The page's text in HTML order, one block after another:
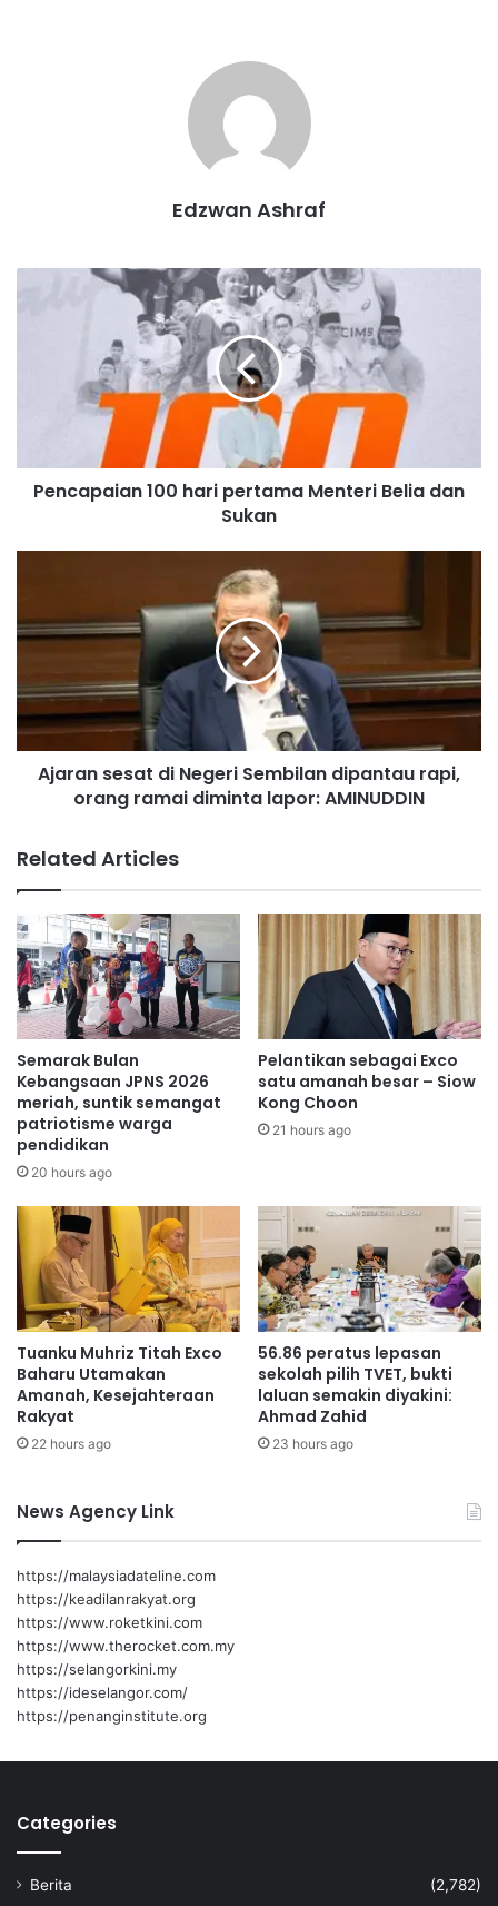
Edzwan Ashraf
a
r
e
r
e
n
e
r
i
B
e
i
a
d
a
n
u
k
a
n
Pencapaian 100 hari pertama Menteri Belia dan
Sukan
r
s
e
s
N
e
g
e
r
i
S
e
m
b
i
l
a
n
i
p
a
n
a
u
r
a
p
i
r
a
n
g
r
a
m
a
i
n
l
Ajaran sesat di Negeri Sembilan dipantau rapi,
orang ramai diminta lapor: AMINUDDIN
Related Articles
Semarak Bulan
Kebangsaan JPNS 2026
meriah, suntik semangat
patriotisme warga
pendidikan
20 hours ago
Pelantikan sebagai Exco
satu amanah besar – Siow
Kong Choon
21 hours ago
Tuanku Muhriz Titah Exco
Baharu Utamakan
Amanah, Kesejahteraan
Rakyat
22 hours ago
56.86 peratus lepasan
sekolah pilih TVET, bukti
laluan semakin diyakini:
Ahmad Zahid
23 hours ago
News Agency Link
https://malaysiadateline.com
https://keadilanrakyat.org
https://www.roketkini.com
https://www.therocket.com.my
https://selangorkini.my
https://ideselangor.com/
https://penanginstitute.org
Categories
Berita
(2,782)